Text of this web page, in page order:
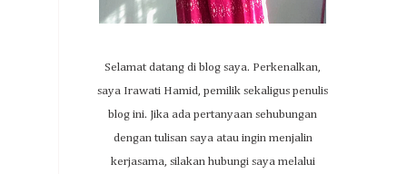
Selamat datang di blog saya. Perkenalkan,
saya Irawati Hamid, pemilik sekaligus penulis
blog ini. Jika ada pertanyaan sehubungan
dengan tulisan saya atau ingin menjalin
kerjasama, silakan hubungi saya melalui